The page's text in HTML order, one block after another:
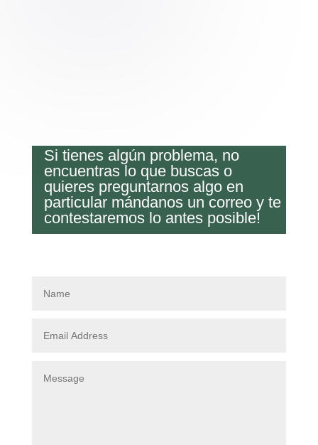
Si tienes algún problema, no
encuentras lo que buscas o
quieres preguntarnos algo en
particular mándanos un correo y te
contestaremos lo antes posible!